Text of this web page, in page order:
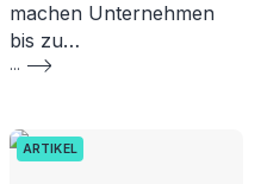
machen Unternehmen
bis zu…
...
ARTIKEL